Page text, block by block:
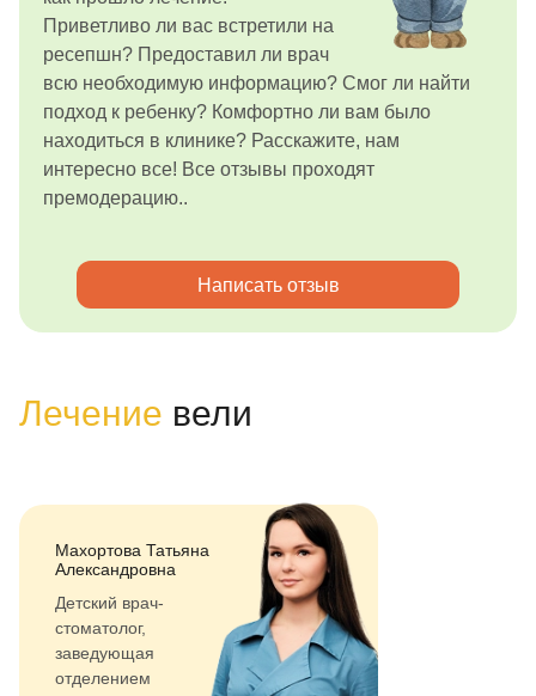
Приветливо ли вас встретили на
ресепшн? Предоставил ли врач
всю необходимую информацию? Смог ли найти
подход к ребенку? Комфортно ли вам было
находиться в клинике? Расскажите, нам
интересно все! Все отзывы проходят
премодерацию..
Написать отзыв
Лечение вели
Махортова Татьяна
Александровна
Детский врач-
стоматолог,
заведующая
отделением